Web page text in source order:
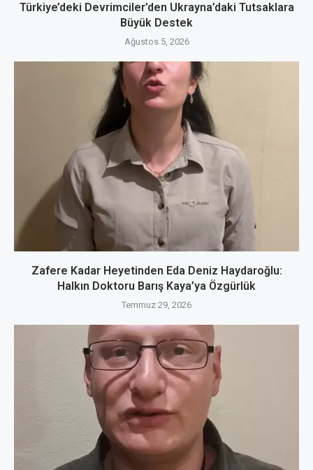
Türkiye’deki Devrimciler’den Ukrayna’daki Tutsaklara
Büyük Destek
Ağustos 5, 2026
Zafere Kadar Heyetinden Eda Deniz Haydaroğlu:
Halkın Doktoru Barış Kaya’ya Özgürlük
Temmuz 29, 2026